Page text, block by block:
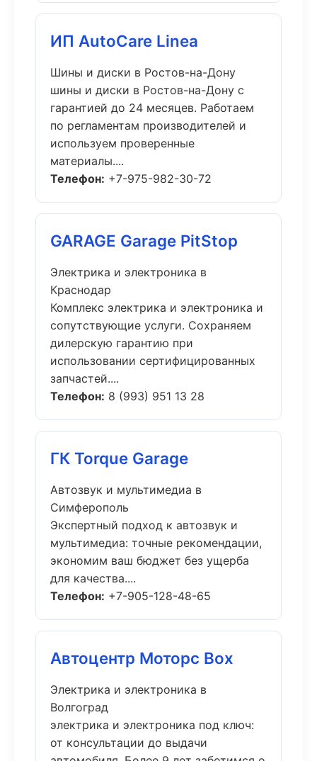
ИП AutoCare Linea
Шины и диски в Ростов-на-Дону
шины и диски в Ростов-на-Дону с
гарантией до 24 месяцев. Работаем
по регламентам производителей и
используем проверенные
материалы....
Телефон: +7-975-982-30-72
GARAGE Garage PitStop
Электрика и электроника в
Краснодар
Комплекс электрика и электроника и
сопутствующие услуги. Сохраняем
дилерскую гарантию при
использовании сертифицированных
запчастей....
Телефон: 8 (993) 951 13 28
ГК Torque Garage
Автозвук и мультимедиа в
Симферополь
Экспертный подход к автозвук и
мультимедиа: точные рекомендации,
экономим ваш бюджет без ущерба
для качества....
Телефон: +7-905-128-48-65
Автоцентр Моторс Box
Электрика и электроника в
Волгоград
электрика и электроника под ключ:
от консультации до выдачи